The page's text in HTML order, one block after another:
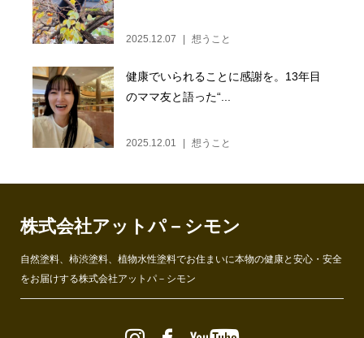
2025.12.07 想うこと
健康でいられることに感謝を。13年目
のママ友と語った“...
2025.12.01 想うこと
株式会社アットパ－シモン
自然塗料、柿渋塗料、植物水性塗料でお住まいに本物の健康と安心・安全
をお届けする株式会社アットパ－シモン